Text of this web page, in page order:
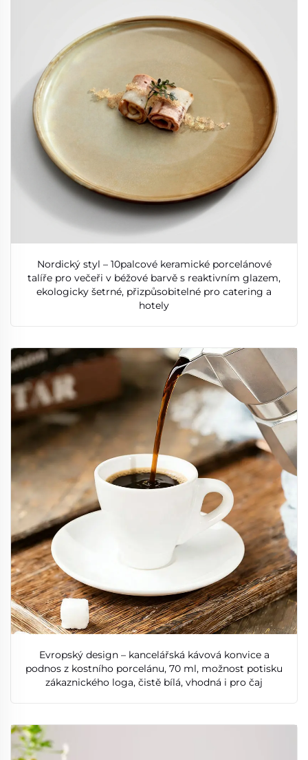
Nordický styl – 10palcové keramické porcelánové
talíře pro večeři v béžové barvě s reaktivním glazem,
ekologicky šetrné, přizpůsobitelné pro catering a
hotely
Evropský design – kancelářská kávová konvice a
podnos z kostního porcelánu, 70 ml, možnost potisku
zákaznického loga, čistě bílá, vhodná i pro čaj